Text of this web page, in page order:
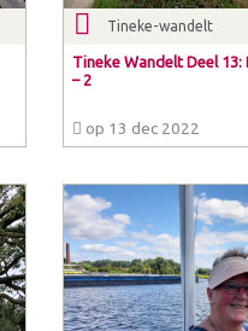
Tineke-wandelt
Tineke Wandelt Deel 13:
– 2
op 13 dec 2022